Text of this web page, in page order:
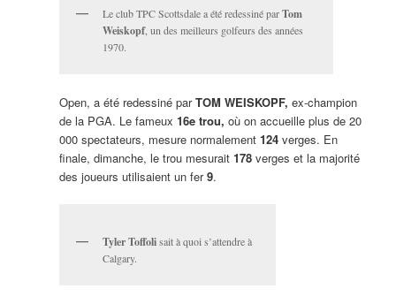
Le club TPC Scottsdale a été redessiné parTom
Weiskopf, un des meilleurs golfeurs des années
1970.
Open, a été redessiné parTOM WEISKOPF, ex-champion
de la PGA. Le fameux 16e trou, où on accueille plus de 20
000 spectateurs, mesure normalement 124verges. En
finale, dimanche, le trou mesurait 178verges et la majorité
des joueurs utilisaient un fer9.
Tyler Toffolisait à quoi s’attendre à
Calgary.